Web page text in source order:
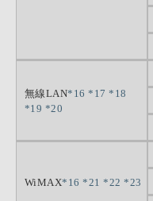
無線LAN*16 *17 *18
*19 *20
WiMAX*16 *21 *22 *23